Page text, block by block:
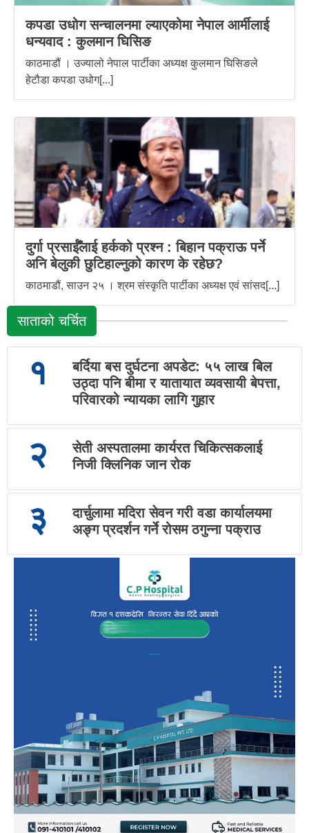
कपडा उधोग सन्चालनमा ल्याएकोमा नेपाल आर्मीलाई
धन्यवाद : कुलमान घिसिङ
काठमाडौं । उज्यालो नेपाल पार्टीका अध्यक्ष कुलमान घिसिङले
हेटौडा कपडा उधोग[...]
दुर्गा प्रसाईँलाई हर्कको प्रश्न : बिहान पक्राऊ पर्ने
अनि बेलुकी छुटिहाल्नुको कारण के रहेछ?
काठमाडौं, साउन २५ । श्रम संस्कृति पार्टीका अध्यक्ष एवं सांसद[...]
साताको चर्चित
१
बर्दिया बस दुर्घटना अपडेट: ५५ लाख बिल
उठ्दा पनि बीमा र यातायात व्यवसायी बेपत्ता,
परिवारको न्यायका लागि गुहार
२
सेती अस्पतालमा कार्यरत चिकित्सकलाई
निजी क्लिनिक जान रोक
३
दार्चुलामा मदिरा सेवन गरी वडा कार्यालयमा
अङ्ग प्रदर्शन गर्ने रोसम ठगुन्ना पक्राउ